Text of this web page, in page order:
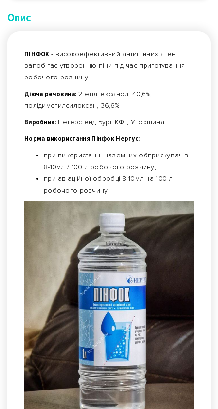
Опис
ПІНФОК - високоефективний антипінних агент,
запобігає утворенню піни під час приготування
робочого розчину.
Діюча речовина: 2 етілгексанол, 40,6%;
полідиметилсилоксан, 36,6%
Виробник: Петерс енд Бург КФТ, Угорщина
Норма використання Пінфок Нертус:
при використанні наземних обприскувачів
8-10мл / 100 л робочого розчину;
при авіаційної обробці 8-10мл на 100 л
робочого розчину